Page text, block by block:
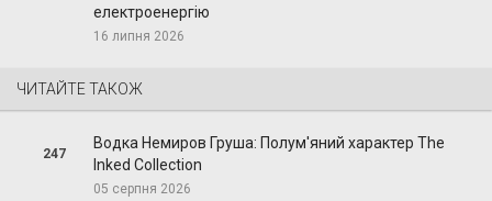
електроенергію
16 липня 2026
ЧИТАЙТЕ ТАКОЖ
247
Водка Немиров Груша: Полум'яний характер The
Inked Collection
05 серпня 2026